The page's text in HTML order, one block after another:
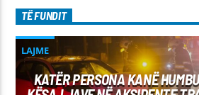
TË FUNDIT
LAJME
KATËR PERSONA KANË